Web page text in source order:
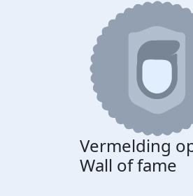
Vermelding
Wall of fame